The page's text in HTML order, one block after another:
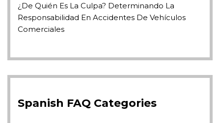
¿De Quién Es La Culpa? Determinando La
Responsabilidad En Accidentes De Vehículos
Comerciales
Spanish FAQ Categories